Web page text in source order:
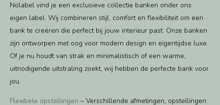
Nolabel vind je een exclusieve collectie banken onder ons
eigen label. Wij combineren stijl, comfort en flexibiliteit om een
bank te creëren die perfect bij jouw interieur past. Onze banken
zijn ontworpen met oog voor modern design en eigentijdse luxe.
Of je nu houdt van strak en minimalistisch of een warme,
uitnodigende uitstraling zoekt, wij hebben de perfecte bank voor
jou.
Flexibele opstellingen – Verschillende afmetingen, opstellingen